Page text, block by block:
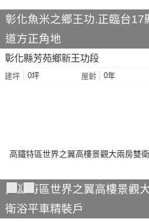
彰化魚米之鄉王功.正臨台17
道方正角地
彰化縣芳苑鄉新王功段
建坪 0坪 屋齡 0年
高鐵特區世界之翼高樓景觀
衛浴平車精裝戶